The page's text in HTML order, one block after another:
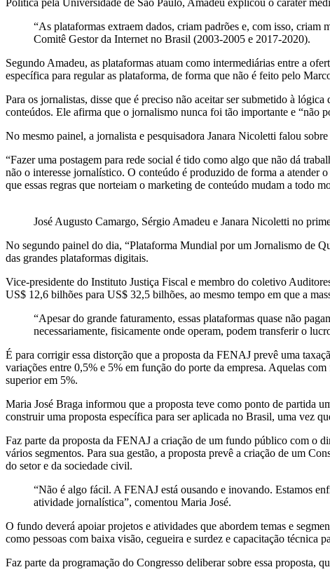
“As plataformas extraem dados, criam padrões e, com isso,
Comitê Gestor da Internet no Brasil (2003-2005 e 2017-2020).
Segundo Amadeu, as plataformas atuam como intermediárias entre a
específica para regular as plataforma, de forma que não é feito pelo
Para os jornalistas, disse que é preciso não aceitar ser submetido à
conteúdos. Ele afirma que o jornalismo nunca foi tão importante e “não
No mesmo painel, a jornalista e pesquisadora Janara Nicoletti falou
“Fazer uma postagem para rede social é tido como algo que não dá
não o interesse jornalístico. O conteúdo é produzido de forma a atender
que essas regras que norteiam o marketing de conteúdo mudam a todo
José Augusto Camargo, Sérgio Amadeu e Janara Nicoletti no
No segundo painel do dia, “Plataforma Mundial por um Jornalismo de
das grandes plataformas digitais.
Vice-presidente do Instituto Justiça Fiscal e membro do coletivo
US$ 12,6 bilhões para US$ 32,5 bilhões, ao mesmo tempo em que a
“Apesar do grande faturamento, essas plataformas quase não
necessariamente, fisicamente onde operam, podem transferir o
É para corrigir essa distorção que a proposta da FENAJ prevê uma
variações entre 0,5% e 5% em função do porte da empresa. Aquelas
superior em 5%.
Maria José Braga informou que a proposta teve como ponto de partida
construir uma proposta específica para ser aplicada no Brasil, uma vez
Faz parte da proposta da FENAJ a criação de um fundo público com o
vários segmentos. Para sua gestão, a proposta prevê a criação de um
do setor e da sociedade civil.
“Não é algo fácil. A FENAJ está ousando e inovando. Estamos
atividade jornalística”, comentou Maria José.
O fundo deverá apoiar projetos e atividades que abordem temas e
como pessoas com baixa visão, cegueira e surdez e capacitação técnica
Faz parte da programação do Congresso deliberar sobre essa proposta,